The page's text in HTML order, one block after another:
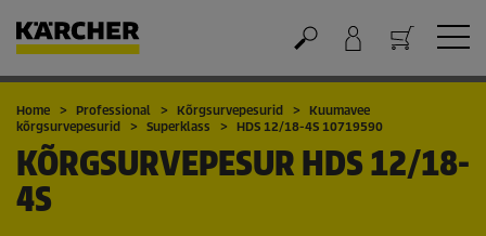
Ostukorv
Home Professional Kõrgsurvepesurid
Kuumavee
kõrgsurvepesurid
Superklass HDS 12/18-4S 10719590
KÕRGSURVEPESUR HDS 12/18-
4S